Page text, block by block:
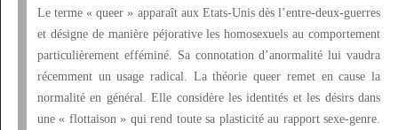
Le terme «queer» apparaît aux Etats-Unis dès l’entre-deux-guerres
et désigne de manière péjorative les homosexuels au comportement
particulièrement efféminé. Sa connotation d’anormalité lui vaudra
récemment un usage radical. La théoriequeer remet en cause la
normalité en général. Elle considère les identités et les désirs dans
une « flottaison » qui rend toute sa plasticité au rapport sexe-genre.